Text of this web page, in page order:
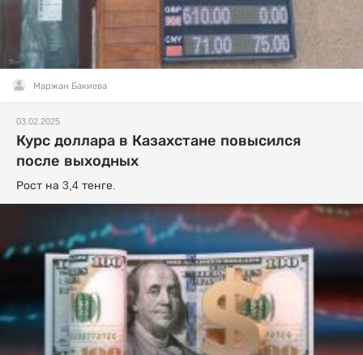
Маржан Бакиева
03.02.2025
Курс доллара в Казахстане повысился
после выходных
Рост на 3,4 тенге.